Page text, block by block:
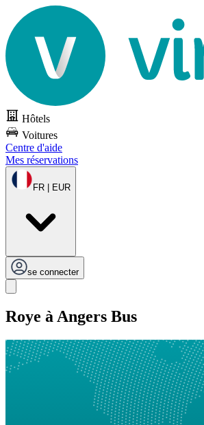
Hôtels
Voitures
Centre d'aide
Mes réservations
FR | EUR
se connecter
Roye à Angers Bus